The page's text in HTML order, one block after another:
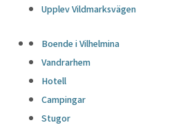
Upplev Vildmarksvägen
Boende i Vilhelmina
Vandrarhem
Hotell
Campingar
Stugor